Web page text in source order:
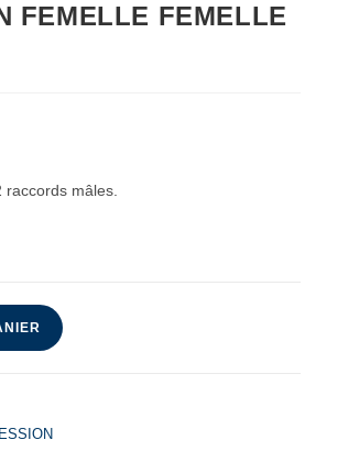
FEMELLE FEMELLE
mâles.